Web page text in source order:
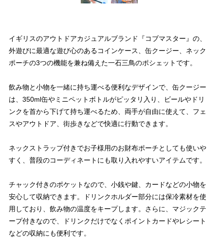
イギリスのアウトドアカジュアルブランド『コブマスター』の、
外遊びに最適な遊び心のあるコインケース、缶クージー、ネック
ポーチの3つの機能を兼ね備えた一石三鳥のポシェットです。
飲み物と小物を一緒に持ち運べる便利なデザインで、缶クージー
は、350ml缶やミニペットボトルがピッタリ入り、ビールやドリ
ンクを首から下げて持ち運べるため、両手が自由に使えて、フェ
スやアウトドア、街歩きなどで快適に行動できます。
ネックストラップ付きでお子様用のお財布ポーチとしても使いや
すく、普段のコーディネートにも取り入れやすいアイテムです。
チャック付きのポケットなので、小銭や鍵、カードなどの小物を
安心して収納できます。ドリンクホルダー部分には保冷素材を使
用しており、飲み物の温度をキープします。さらに、マジックテ
ープ付きなので、ドリンクだけでなくポイントカードやレシート
などの収納にも便利です。